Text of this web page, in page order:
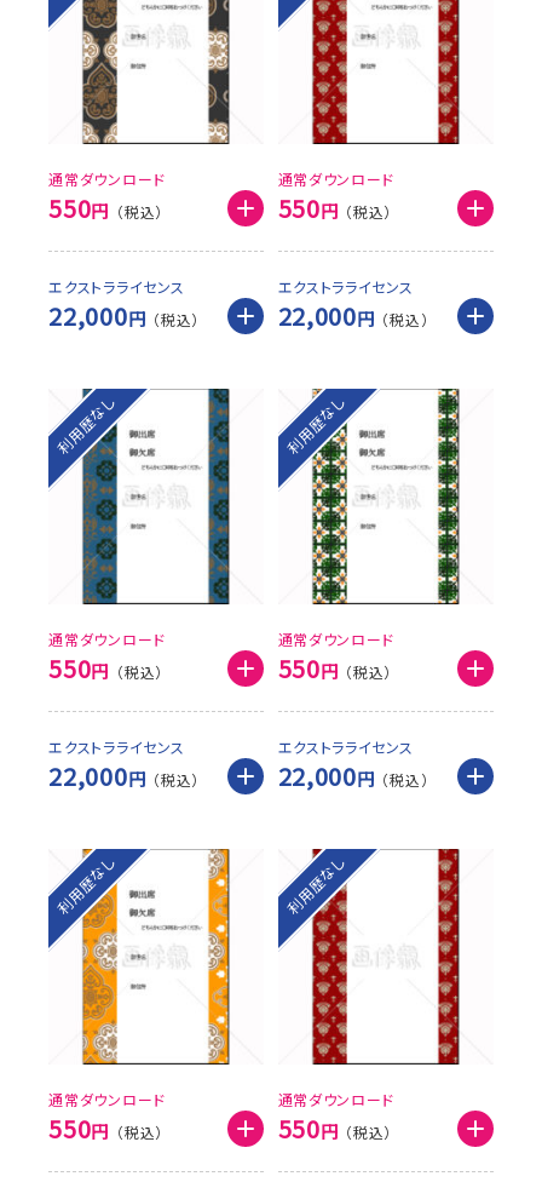
通常ダウンロード
550円
エクストラライセンス
22,000円
通常ダウンロード
550円
エクストラライセンス
22,000円
利用歴なし
通常ダウンロード
550円
エクストラライセンス
22,000円
利用歴なし
通常ダウンロード
550円
エクストラライセンス
22,000円
利用歴なし
通常ダウンロード
550円
利用歴なし
通常ダウンロード
550円